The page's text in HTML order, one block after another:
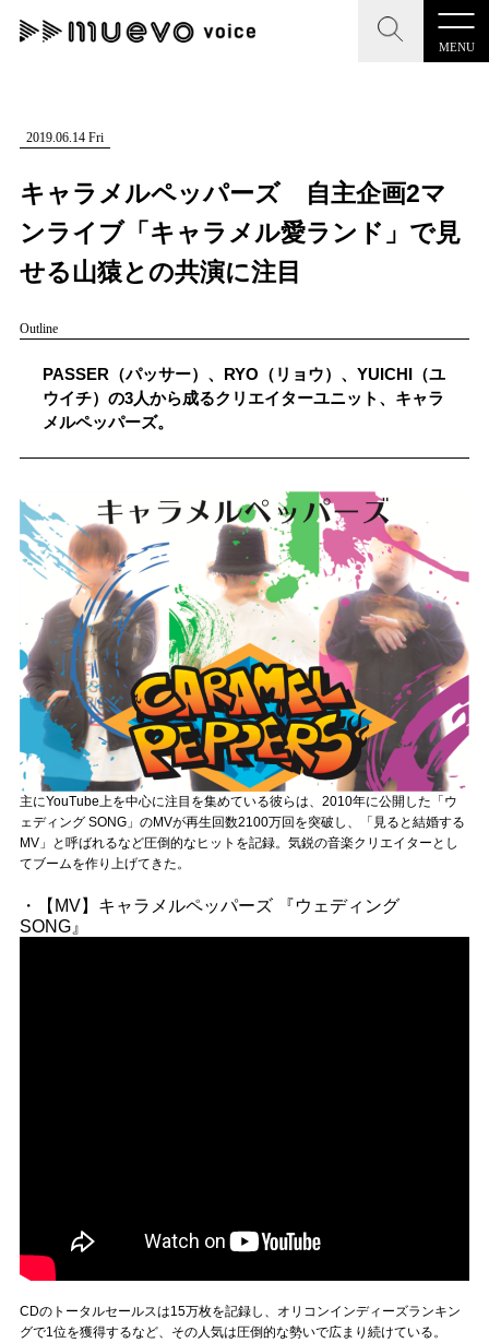
MENU
CLOSE
記事を検索する
#男性シンガー #HR/HM #女性シンガー
#ヒップホップ #男性シンガーグループ
CLOSE
"読者の声を形にする”音楽特化メディア
記事一覧
プレスリリース一覧
会社概要
記事リクエスト
ログイン
LINK
muevoクラウドファンディング
muevoコミュニティ
ぶいクラ！by muevo
ぶいコミュ！by muevo
ぶいマガ！ by muevo
Follow us
2019.06.14 Fri
キャラメルペッパーズ 自主企画2マ
ンライブ「キャラメル愛ランド」で見
せる山猿との共演に注目
Outline
PASSER（パッサー）、RYO（リョウ）、YUICHI（ユ
ウイチ）の3人から成るクリエイターユニット、キャラ
メルペッパーズ。
主にYouTube上を中心に注目を集めている彼らは、2010年に公開した「ウ
ェディング SONG」のMVが再生回数2100万回を突破し、「見ると結婚する
MV」と呼ばれるなど圧倒的なヒットを記録。気鋭の音楽クリエイターとし
てブームを作り上げてきた。
・【MV】キャラメルペッパーズ 『ウェディング
SONG』
CDのトータルセールスは15万枚を記録し、オリコンインディーズランキン
グで1位を獲得するなど、その人気は圧倒的な勢いで広まり続けている。